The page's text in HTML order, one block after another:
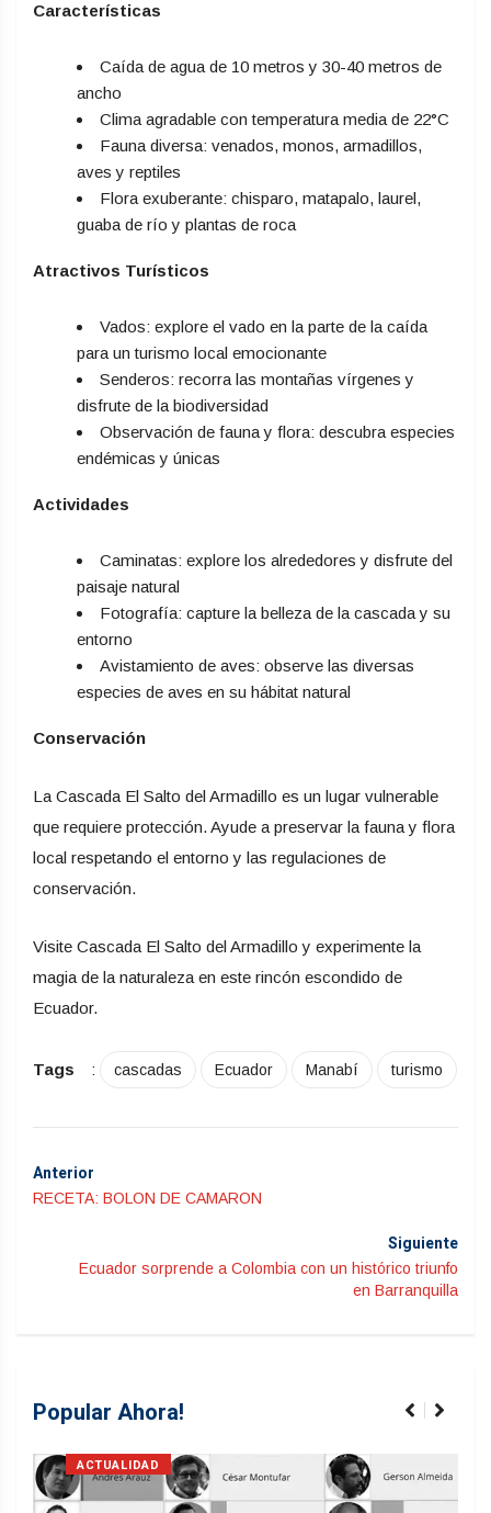
Características
Caída de agua de 10 metros y 30-40 metros de
ancho
Clima agradable con temperatura media de 22°C
Fauna diversa: venados, monos, armadillos,
aves y reptiles
Flora exuberante: chisparo, matapalo, laurel,
guaba de río y plantas de roca
Atractivos Turísticos
Vados: explore el vado en la parte de la caída
para un turismo local emocionante
Senderos: recorra las montañas vírgenes y
disfrute de la biodiversidad
Observación de fauna y flora: descubra especies
endémicas y únicas
Actividades
Caminatas: explore los alrededores y disfrute del
paisaje natural
Fotografía: capture la belleza de la cascada y su
entorno
Avistamiento de aves: observe las diversas
especies de aves en su hábitat natural
Conservación
La Cascada El Salto del Armadillo es un lugar vulnerable
que requiere protección. Ayude a preservar la fauna y flora
local respetando el entorno y las regulaciones de
conservación.
Visite Cascada El Salto del Armadillo y experimente la
magia de la naturaleza en este rincón escondido de
Ecuador.
Tags : cascadas Ecuador Manabí turismo
Anterior
RECETA: BOLON DE CAMARON
Siguiente
Ecuador sorprende a Colombia con un histórico triunfo
en Barranquilla
Popular Ahora!
ACTUALIDAD